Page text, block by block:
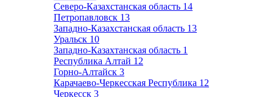
Северо-Казахстанская область 14
Петропавловск 13
Западно-Казахстанская область 13
Уральск 10
Западно-Казахтанская область 1
Республика Алтай 12
Горно-Алтайск 3
Карачаево-Черкесская Республика 12
Черкесск 3